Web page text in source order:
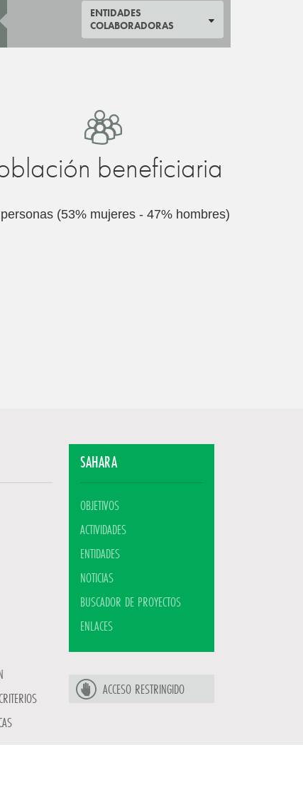
ENTIDADES
COLABORADORAS
beneficiaria
(53% mujeres - 47% hombres)
SAHARA
OBJETIVOS
ACTIVIDADES
ENTIDADES
NOTICIAS
BUSCADOR DE PROYECTOS
ENLACES
ACCESO RESTRINGIDO